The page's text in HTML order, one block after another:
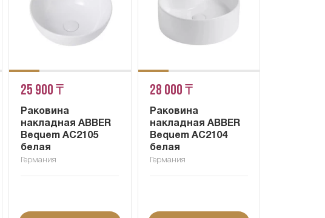
25 900 ₸
Раковина
накладная ABBER
Bequem AC2105
белая
Германия
28 000 ₸
Раковина
накладная ABBER
Bequem AC2104
белая
Германия